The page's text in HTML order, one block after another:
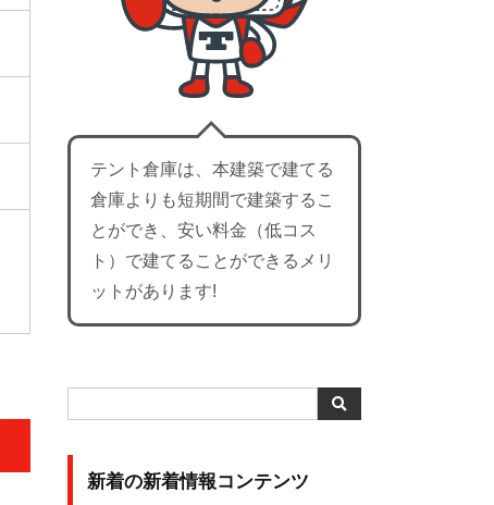
テント倉庫は、本建築で建てる
倉庫よりも短期間で建築するこ
とができ、安い料金（低コス
ト）で建てることができるメリ
ットがあります!
新着の新着情報コンテンツ